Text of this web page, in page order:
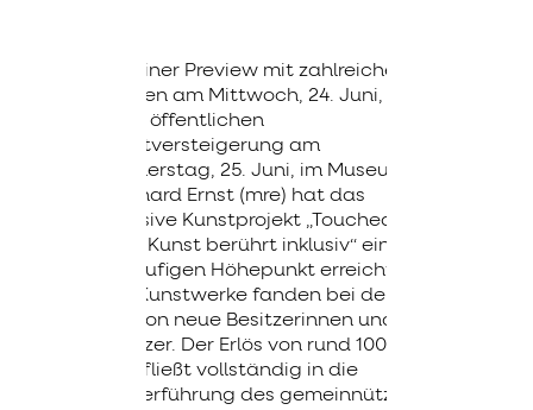
Mit einer Preview mit zahlreichen
Gästen am Mittwoch, 24. Juni, und
einer öffentlichen
Kunstversteigerung am
Donnerstag, 25. Juni, im Museum
Reinhard Ernst (mre) hat das
inklusive Kunstprojekt „Touched-by-
Art – Kunst berührt inklusiv“ einen
vorläufigen Höhepunkt erreicht.
Alle Kunstwerke fanden bei der
Auktion neue Besitzerinnen und
Besitzer. Der Erlös von rund 100.000
Euro fließt vollständig in die
Weiterführung des gemeinnützigen